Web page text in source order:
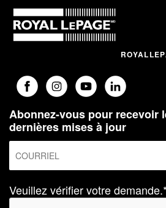
Abonnez-vous pour recevoir
dernières mises à jour
Veuillez vérifier votre demande.*